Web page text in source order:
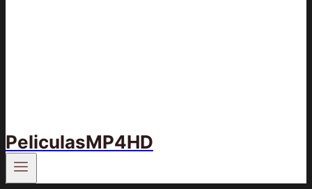
PeliculasMP4HD